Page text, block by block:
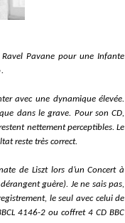
Pavane pour une Infante
avec une dynamique élevée.
dans le grave. Pour son CD,
nettement perceptibles. Le
reste très correct.
de Liszt lors d’unConcert à
guère). Je ne sais pas,
, le seul avec celui de
4146-2ou coffret 4 CD BBC